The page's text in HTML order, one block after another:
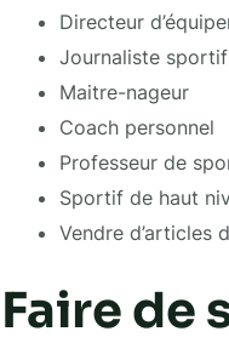
Directeur
Journaliste sportif
Maitre-nageur
Coach personnel
Professeur de
Sportif de haut
Vendre d’articles
Faire de